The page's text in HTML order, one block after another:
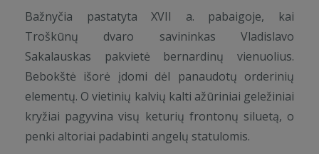
Bažnyčia pastatyta XVII a. pabaigoje, kai
Troškūnų dvaro savininkas Vladislavo
Sakalauskas pakvietė bernardinų vienuolius.
Bebokštė išorė įdomi dėl panaudotų orderinių
elementų. O vietinių kalvių kalti ažūriniai geležiniai
kryžiai pagyvina visų keturių frontonų siluetą, o
penki altoriai padabinti angelų statulomis.